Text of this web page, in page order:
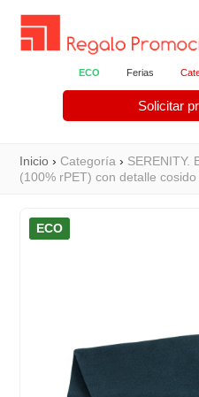
ECO Ferias
Solicitar
Inicio ›Categoría › SERENITY.
(100% rPET) con detalle
ECO